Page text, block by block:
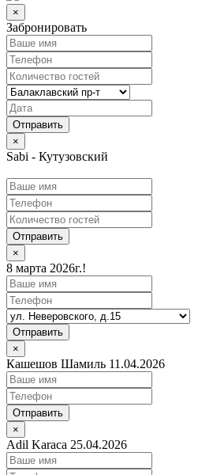
×
Забронировать
×
Sabi - Кутузовский
Отправить
×
8 марта 2026г.!
Отправить
×
Кашешов Шамиль 11.04.2026
Отправить
×
Adil Karaca 25.04.2026